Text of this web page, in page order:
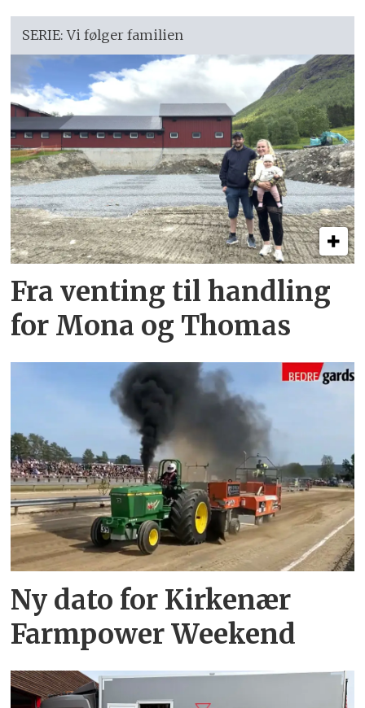
SERIE: Vi følger familien
Fra venting til handling
for Mona og Thomas
Ny dato for Kirkenær
Farmpower Weekend